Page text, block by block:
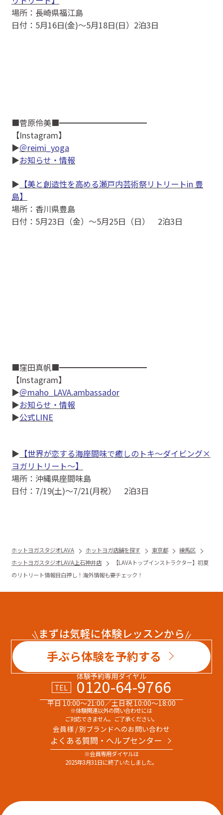
場所：長崎県福江島
日付：5月16日(金)〜5月18日(日）2泊3日
■菅原伶美■━━━━━━━━━━━
【Instagram】
▶＠reimi_yoga
▶お知らせ・情報
▶ 【美と創造性を高める瀬戸内芸術祭リトリートin 豊
島】
場所：香川県豊島
日付：5月23日（金）～5月25日（日） 2泊3日
■窪田真帆■━━━━━━━━━━━
【Instagram】
▶＠maho_LAVA.ambassador
▶お知らせ・情報
▶公式LINE
▶ 【世界が恋する海座間味で癒しのトキ～ダイビング×
ヨガリトリート～】
場所：沖縄県座間味島
日付：7/19(土)〜7/21(月祝） 2泊3日
ホットヨガスタジオLAVA ホットヨガ店舗を探す 東京都
練馬区
ホットヨガスタジオLAVA上石神井店
【LAVAトップインストラクター】初夏
のリトリート情報目白押し！海外情報も要チェック！
まずは気軽に体験レッスンから
手ぶら体験を予約する
体験予約専用ダイヤル
TEL
0120-64-9766
平日 10:00～21:00／土日祝 10:00～18:00
※体験関連以外の問い合わせには
ご対応できません。ご了承ください。
会員様 / 別ブランドへのお問い合わせ
よくある質問・へルプセンター
※会員専用ダイヤルは
2025年3月31日に終了いたしました。